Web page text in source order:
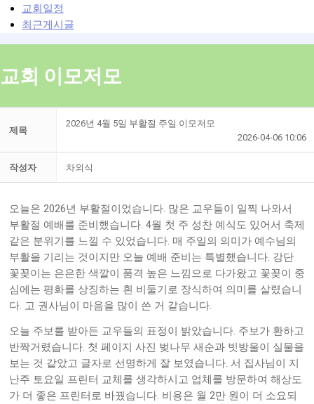
교회일정
최근게시글
교회 이모저모
제목
2026년 4월 5일 부활절 주일 이모저모
2026-04-06 10:06
작성자 차외식
오늘은 2026년 부활절이었습니다. 많은 교우들이 일찍 나와서
부활절 예배를 준비했습니다. 4월 첫 주 성찬 예식도 있어서 축제
같은 분위기를 느낄 수 있었습니다. 매 주일의 의미가 예수님의
부활을 기리는 것이지만 오늘 예배 준비는 특별했습니다. 강단
꽃꽂이는 은은한 색깔이 품격 높은 느낌으로 다가왔고 꽃꽂이 중
심에는 평화를 상징하는 흰 비둘기로 장식하여 의미를 살렸습니
다. 고 권사님이 마음을 많이 쓴 거 같습니다.
오늘 주보를 받아든 교우들의 표정이 밝았습니다. 주보가 환하고
반짝거렸습니다. 첫 페이지 사진 벚나무 새순과 빗방울이 실물을
보는 것 같았고 글자로 선명하게 잘 보였습니다. 서 집사님이 지
난주 토요일 프린터 교체를 생각하시고 업체를 방문하여 해상도
가 더 좋은 프린터로 바꿨습니다. 비용은 월 2만 원이 더 소요되